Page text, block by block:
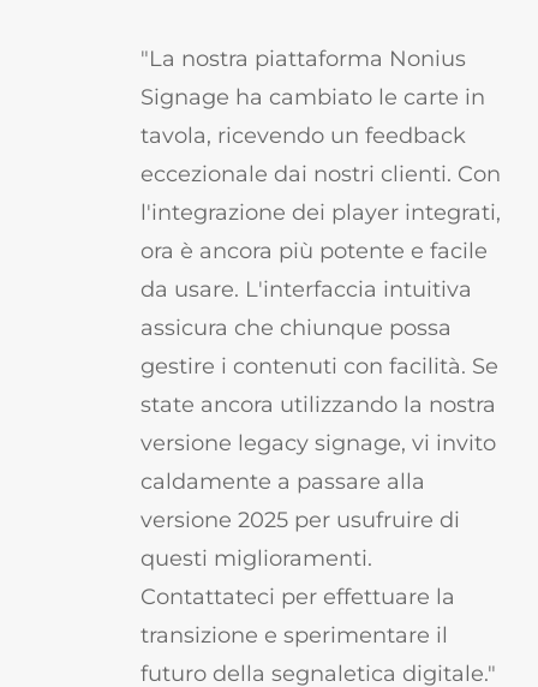
"La nostra piattaforma Nonius
Signage ha cambiato le carte in
tavola, ricevendo un feedback
eccezionale dai nostri clienti. Con
l'integrazione dei player integrati,
ora è ancora più potente e facile
da usare. L'interfaccia intuitiva
assicura che chiunque possa
gestire i contenuti con facilità. Se
state ancora utilizzando la nostra
versione legacy signage, vi invito
caldamente a passare alla
versione 2025 per usufruire di
questi miglioramenti.
Contattateci per effettuare la
transizione e sperimentare il
futuro della segnaletica digitale."